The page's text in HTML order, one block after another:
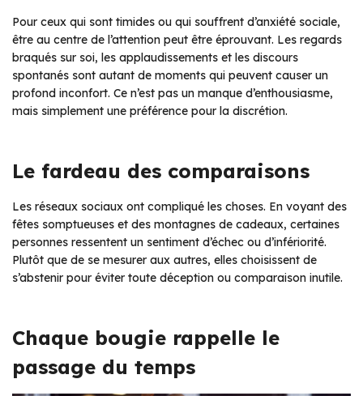
Pour ceux qui sont timides ou qui souffrent d’anxiété sociale,
être au centre de l’attention peut être éprouvant. Les regards
braqués sur soi, les applaudissements et les discours
spontanés sont autant de moments qui peuvent causer un
profond inconfort. Ce n’est pas un manque d’enthousiasme,
mais simplement une préférence pour la discrétion.
Le fardeau des comparaisons
Les réseaux sociaux ont compliqué les choses. En voyant des
fêtes somptueuses et des montagnes de cadeaux, certaines
personnes ressentent un sentiment d’échec ou d’infériorité.
Plutôt que de se mesurer aux autres, elles choisissent de
s’abstenir pour éviter toute déception ou comparaison inutile.
Chaque bougie rappelle le
passage du temps